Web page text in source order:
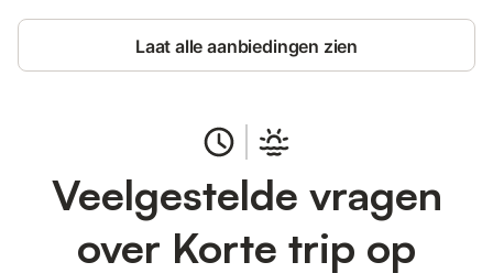
Laat alle aanbiedingen zien
Veelgestelde vragen
over Korte trip op